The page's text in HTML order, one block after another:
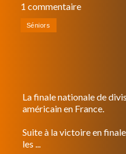
1 commentaire
La finale nationale de
américain en France.
Suite à la victoire en
les ...